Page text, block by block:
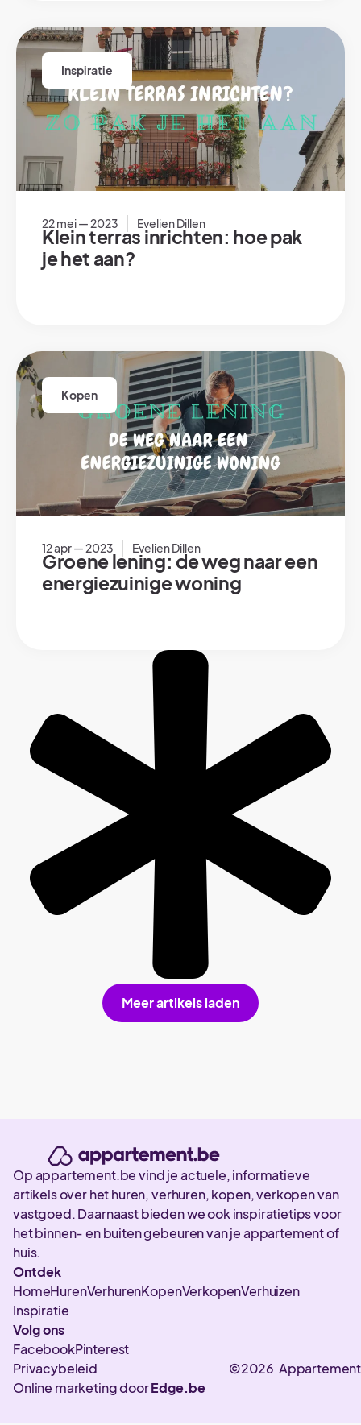
Inspiratie
22 mei — 2023 Evelien Dillen
Klein terras inrichten: hoe pak
je het aan?
Kopen
12 apr — 2023 Evelien Dillen
Groene lening: de weg naar een
energiezuinige woning
Meer artikels laden
Op appartement.be vind je actuele, informatieve
artikels over het huren, verhuren, kopen, verkopen van
vastgoed. Daarnaast bieden we ook inspiratietips voor
het binnen- en buiten gebeuren van je appartement of
huis.
Ontdek
HomeHurenVerhurenKopenVerkopenVerhuizen
Inspiratie
Volg ons
FacebookPinterest
©2026
Privacybeleid
Online marketing doorEdge.be